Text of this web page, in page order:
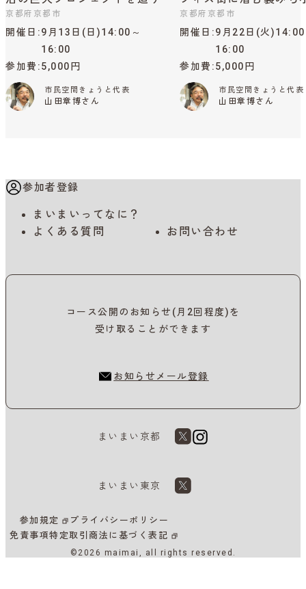
京都府京都市
開催日
9月13日(日)14:00～
16:00
参加費 5,000円
市民空間きょうと代表
山田章博さん
京都府京都市
開催日
9月22日(火
16:00
参加費 5,000円
市民空間きょうと代表
山田章博さん
参加者登録
まいまいってなに？
よくある質問
お問い合わせ
コース公開のお知らせ(月2回程度)を
受け取ることができます
お知らせメール登録
まいまい京都
まいまい東京
参加規定
プライバシーポリシー
免責事項特定取引商法に基づく表記
©2026 maimai, all rights reserved.